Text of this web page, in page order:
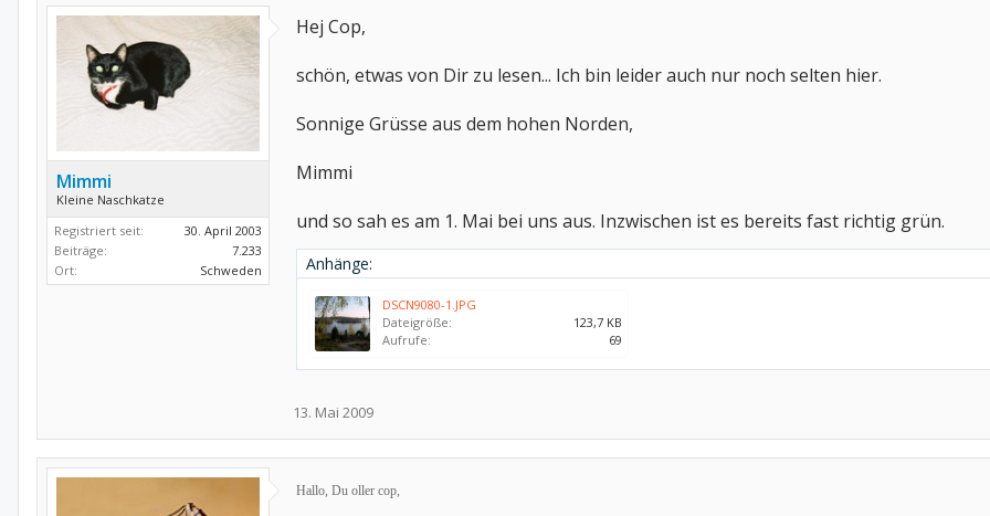
Mimmi
Kleine Naschkatze
Registriert seit:
30. April 2003
Beiträge:
7.233
Ort:
Schweden
Hej Cop,
schön, etwas von Dir zu lesen... Ich bin leider auch nur noch selten hier.
Sonnige Grüsse aus dem hohen Norden,
Mimmi
und so sah es am 1. Mai bei uns aus. Inzwischen ist es bereits fast richtig grün.
Anhänge:
DSCN9080-1.JPG
Dateigröße:
123,7 KB
Aufrufe:
69
13. Mai 2009
Hallo, Du oller cop,